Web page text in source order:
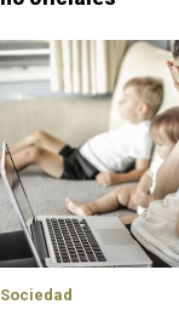
Sociedad